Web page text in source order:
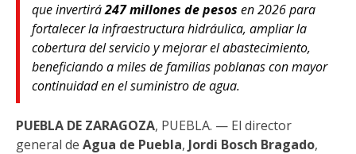
que invertirá247 millones de pesos en 2026 para
fortalecer la infraestructura hidráulica, ampliar la
cobertura del servicio y mejorar el abastecimiento,
beneficiando a miles de familias poblanas con mayor
continuidad en el suministro de agua.
PUEBLA DE ZARAGOZA, PUEBLA. — El director
general de Agua de Puebla, Jordi Bosch Bragado,